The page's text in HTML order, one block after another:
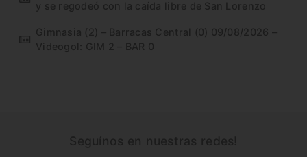
y se regodeó con la caída libre de San Lorenzo
Gimnasia (2) – Barracas Central (0) 09/08/2026 –
Videogol: GIM 2 – BAR 0